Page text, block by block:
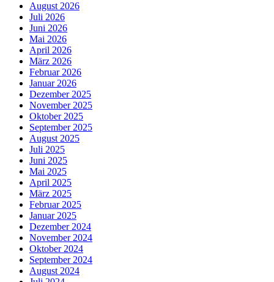
August 2026
Juli 2026
Juni 2026
Mai 2026
April 2026
März 2026
Februar 2026
Januar 2026
Dezember 2025
November 2025
Oktober 2025
September 2025
August 2025
Juli 2025
Juni 2025
Mai 2025
April 2025
März 2025
Februar 2025
Januar 2025
Dezember 2024
November 2024
Oktober 2024
September 2024
August 2024